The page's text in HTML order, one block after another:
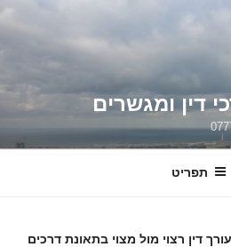
דין ומגשרים
תפריט
דין רצוי מול מצוי בתאונת דרכים